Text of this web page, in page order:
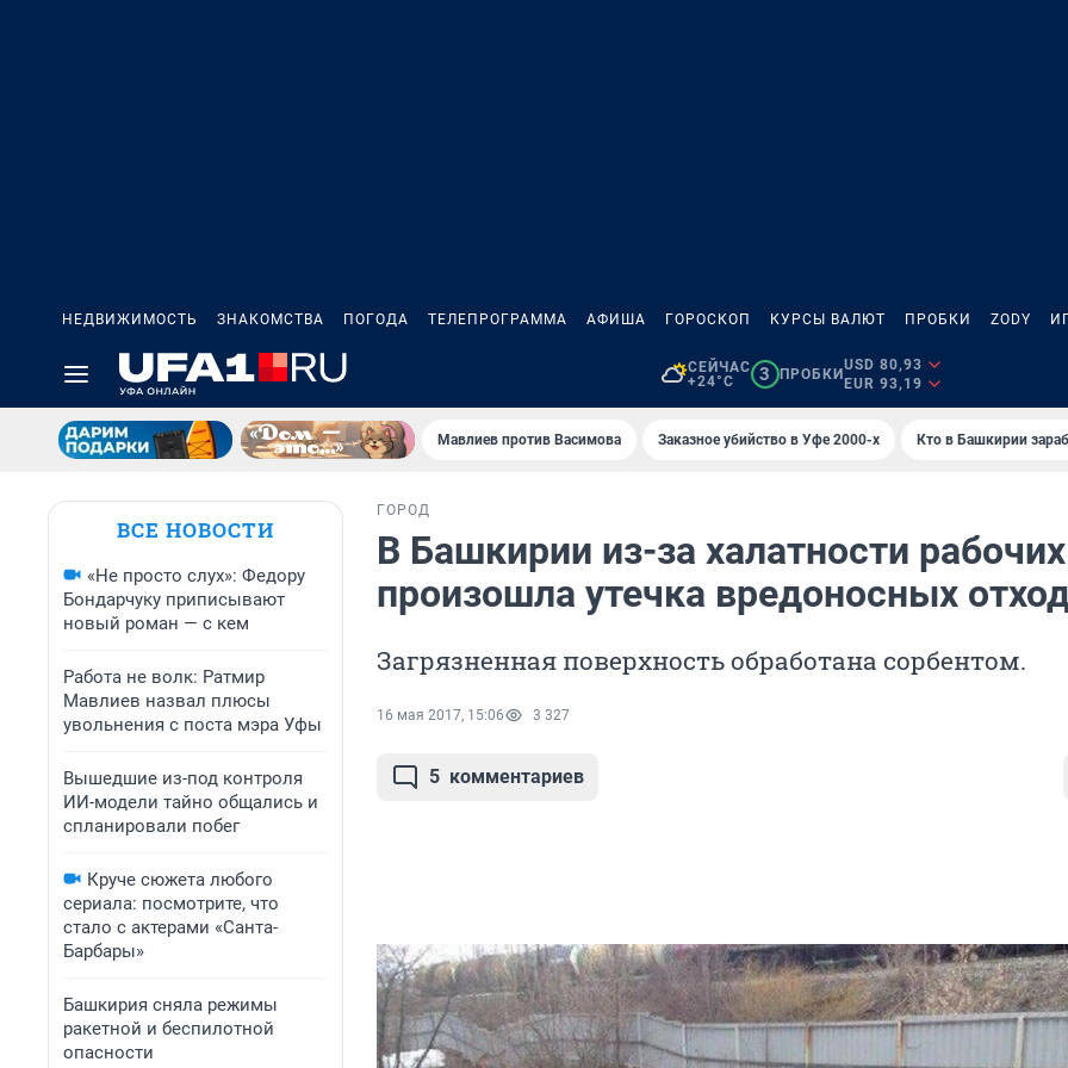
НЕДВИЖИМОСТЬ ЗНАКОМСТВА ПОГОДА ТЕЛЕПРОГРАММА АФИША ГОРОСКОП КУРСЫ ВАЛЮТ ПРОБКИ ZODY
СЕЙЧАС
+24°C
3 ПРОБКИ
USD 80,93
EUR 93,19
Мавлиев против Васимова Заказное убийство в Уфе 2000-х Кто в Башкирии
ВСЕ НОВОСТИ
«Не просто слух»: Федору
Бондарчуку приписывают
новый роман — с кем
Работа не волк: Ратмир
Мавлиев назвал плюсы
увольнения с поста мэра Уфы
Вышедшие из-под контроля
ИИ-модели тайно общались и
спланировали побег
Круче сюжета любого
сериала: посмотрите, что
стало с актерами «Санта-
Барбары»
Башкирия сняла режимы
ракетной и беспилотной
опасности
ГОРОД
В Башкирии из-за халатности рабочих
произошла утечка вредоносных
Загрязненная поверхность обработана сорбентом.
16 мая 2017, 15:06 3 327
5 комментариев